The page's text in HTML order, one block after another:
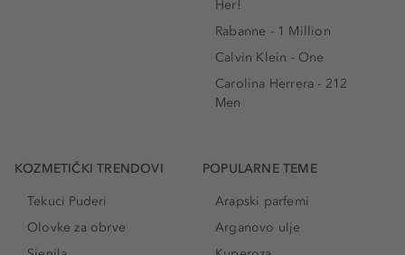
Her!
Rabanne - 1 Million
Calvin Klein - One
Carolina Herrera - 212
Men
KOZMETIČKI TRENDOVI
Tekuci Puderi
Olovke za obrve
POPULARNE TEME
Arapski parfemi
Arganovo ulje